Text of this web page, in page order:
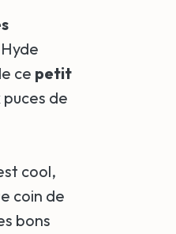
ce petit
de
cool,
coin de
bons